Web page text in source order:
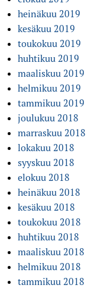
heinäkuu 2019
kesäkuu 2019
toukokuu 2019
huhtikuu 2019
maaliskuu 2019
helmikuu 2019
tammikuu 2019
joulukuu 2018
marraskuu 2018
lokakuu 2018
syyskuu 2018
elokuu 2018
heinäkuu 2018
kesäkuu 2018
toukokuu 2018
huhtikuu 2018
maaliskuu 2018
helmikuu 2018
tammikuu 2018